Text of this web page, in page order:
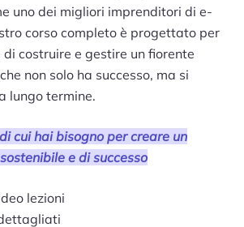
uno dei migliori imprenditori di e-
corso completo è progettato per
costruire e gestire un fiorente
non solo ha successo, ma si
lungo termine.
cui hai bisogno per creare un
e di successo
lezioni